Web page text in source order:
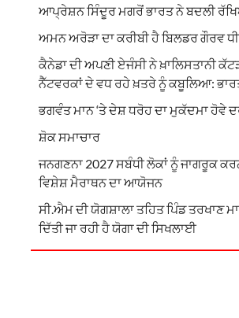
ਆਪ੍ਰੇਸ਼ਨ ਸਿੰਦੂਰ ਮਗਰੋਂ ਭਾਰਤ ਨੇ ਬਦਲੀ
ਅਮਨ ਅਰੋੜਾ ਦਾ ਕਰੀਬੀ ਹੈ ਬਿਲਡਰ ਗੌਰਵ
ਕੈਨੇਡਾ ਦੀ ਅਪਣੀ ਏਜੰਸੀ ਨੇ ਖ਼ਾਲਿਸਤਾਨੀ
ਨੈੱਟਵਰਕਾਂ ਦੇ ਵਧ ਰਹੇ ਖ਼ਤਰੇ ਨੂੰ ਕਬੂਲਿਆ:
ਭਗਵੰਤ ਮਾਨ ‘ਤੇ ਦੇਸ਼ ਧਰੋਹ ਦਾ ਮੁਕੱਦਮਾ ਹੋਵੇ
ਸ਼ੋਕ ਸਮਾਚਾਰ
ਜਨਗਣਨਾ 2027 ਸਬੰਧੀ ਲੋਕਾਂ ਨੂੰ ਜਾਗਰੂਕ
ਵਿਸ਼ੇਸ਼ ਮੈਰਾਥਨ ਦਾ ਆਯੋਜਨ
ਸੀ.ਐਮ ਦੀ ਯੋਗਸ਼ਾਲਾ ਤਹਿਤ ਪਿੰਡ ਤਰਖਾਣ
ਦਿੱਤੀ ਜਾ ਰਹੀ ਹੈ ਯੋਗਾ ਦੀ ਸਿਖਲਾਈ